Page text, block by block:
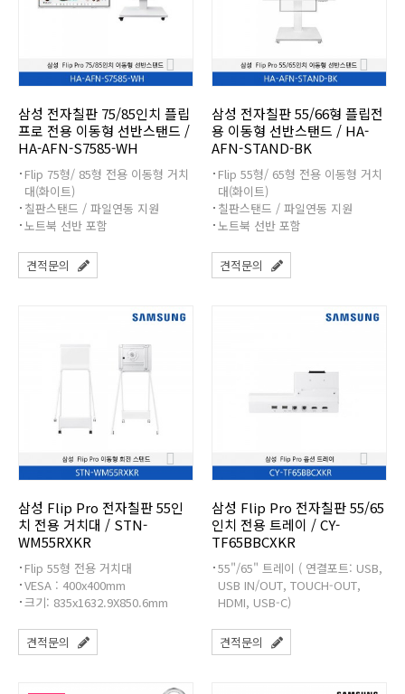
삼성 전자칠판 75/85인치 플립
프로 전용 이동형 선반스탠드 /
HA-AFN-S7585-WH
Flip 75형/ 85형 전용 이동형 거치
대(화이트)
칠판스탠드 / 파일연동 지원
노트북 선반 포함
견적문의
삼성 전자칠판 55/66형 플립전
용 이동형 선반스탠드 / HA-
AFN-STAND-BK
Flip 55형/ 65형 전용 이동형 거치
대(화이트)
칠판스탠드 / 파일연동 지원
노트북 선반 포함
견적문의
삼성 Flip Pro 전자칠판 55인
치 전용 거치대 / STN-
WM55RXKR
Flip 55형 전용 거치대
VESA : 400x400mm
크기: 835x1632.9X850.6mm
견적문의
삼성 Flip Pro 전자칠판 55/65
인치 전용 트레이 / CY-
TF65BBCXKR
55"/65" 트레이 ( 연결포트: USB,
USB IN/OUT, TOUCH-OUT,
HDMI, USB-C)
견적문의